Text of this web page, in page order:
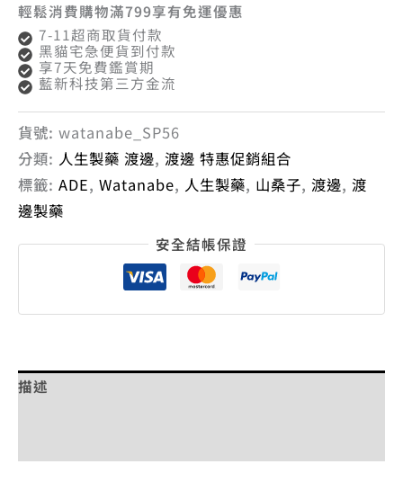
輕鬆消費購物滿799享有免運優惠
7-11超商取貨付款
黑貓宅急便貨到付款
享7天免費鑑賞期
藍新科技第三方金流
貨號: watanabe_SP56
分類: 人生製藥 渡邊, 渡邊 特惠促銷組合
標籤: ADE, Watanabe, 人生製藥, 山桑子, 渡邊, 渡
邊製藥
安全結帳保證
描述